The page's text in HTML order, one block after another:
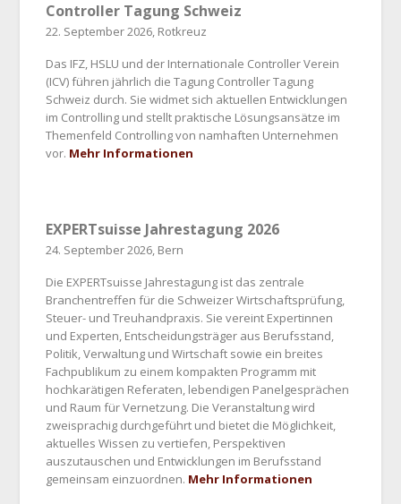
Controller Tagung Schweiz
22. September 2026, Rotkreuz
Das IFZ, HSLU und der Internationale Controller Verein
(ICV) führen jährlich die Tagung Controller Tagung
Schweiz durch. Sie widmet sich aktuellen Entwicklungen
im Controlling und stellt praktische Lösungsansätze im
Themenfeld Controlling von namhaften Unternehmen
vor. Mehr Informationen
EXPERTsuisse Jahrestagung 2026
24. September 2026, Bern
Die EXPERTsuisse Jahrestagung ist das zentrale
Branchentreffen für die Schweizer Wirtschaftsprüfung,
Steuer- und Treuhandpraxis. Sie vereint Expertinnen
und Experten, Entscheidungsträger aus Berufsstand,
Politik, Verwaltung und Wirtschaft sowie ein breites
Fachpublikum zu einem kompakten Programm mit
hochkarätigen Referaten, lebendigen Panelgesprächen
und Raum für Vernetzung. Die Veranstaltung wird
zweisprachig durchgeführt und bietet die Möglichkeit,
aktuelles Wissen zu vertiefen, Perspektiven
auszutauschen und Entwicklungen im Berufsstand
gemeinsam einzuordnen. Mehr Informationen